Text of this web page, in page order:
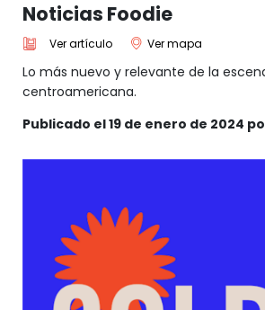
Noticias Foodie
Ver artículo Ver mapa
Lo más nuevo y relevante de la
centroamericana.
Publicado el 19 de enero de 2024